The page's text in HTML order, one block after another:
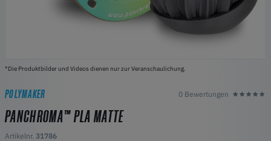
*Die Produktbilder und Videos dienen nur zur Veranschaulichung.
POLYMAKER 0 Bewertungen
PANCHROMA™ PLA MATTE
Artikelnr. 31786